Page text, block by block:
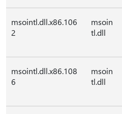
msointl.dll.x86.106
2
msoin
tl.dll
msointl.dll.x86.108
6
msoin
tl.dll